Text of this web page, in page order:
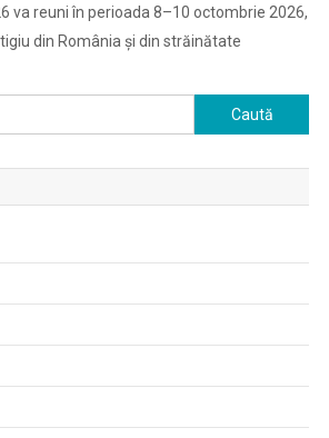
va reuni în perioada 8–10 octombrie 2026,
din România și din străinătate
Caută
după: